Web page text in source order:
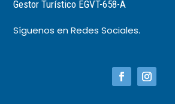
Gestor Turístico EGVT-658-A
Síguenos en Redes Sociales.